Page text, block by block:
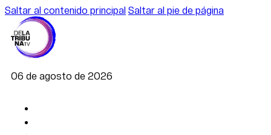
Saltar al contenido principal Saltar al pie de página
06 de agosto de 2026